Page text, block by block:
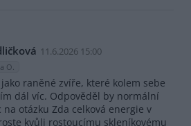
11.6.2026 15:00
O.
raněné zvíře, které kolem sebe
dál víc. Odpověděl by normální
otázku Zda celková energie v
kvůli rostoucímu skleníkovému